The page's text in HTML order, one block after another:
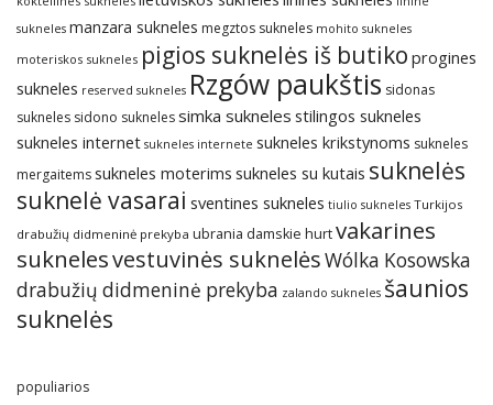
sukneles manzara sukneles megztos sukneles mohito sukneles
moteriskos sukneles pigios suknelės iš butiko progines
sukneles reserved sukneles Rzgów paukštis sidonas
sukneles sidono suknelessimka sukneles stilingos sukneles
sukneles internet sukneles internete sukneles krikstynoms sukneles
mergaitemssukneles moterims sukneles su kutais suknelės
suknelė vasarai sventines sukneles tiulio sukneles Turkijos
drabužių didmeninė prekyba ubrania damskie hurtvakarines
suknelesvestuvinės suknelėsWólka Kosowska
drabužių didmeninė prekyba zalando sukneles šaunios
suknelės
populiarios